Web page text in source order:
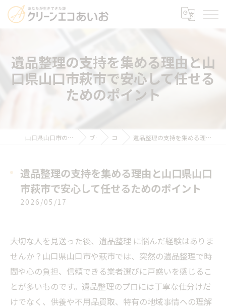
遺品整理の支持を集める理由と山
口県山口市萩市で安心して任せる
ためのポイント
山口県山口市の遺品整理ならクリーンエコあいお ブログ コラム 遺品整理の支持を集める理由と山口県山口市萩市で安心して任せるためのポイント
遺品整理の支持を集める理由と山口県山口
市萩市で安心して任せるためのポイント
2026/05/17
大切な人を見送った後、遺品整理 に悩んだ経験はありま
せんか？山口県山口市や萩市では、突然の遺品整理で時
間や心の負担、信頼できる業者選びに戸惑いを感じるこ
とが多いものです。遺品整理のプロには丁寧な仕分けだ
けでなく、供養や不用品買取、特有の地域事情への理解